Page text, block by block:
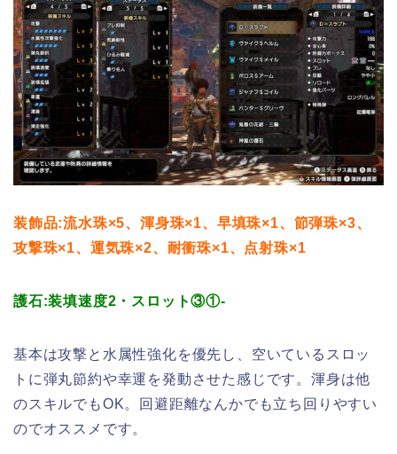
装飾品:流水珠×5、渾身珠×1、早填珠×1、節弾珠×3、
攻撃珠×1、運気珠×2、耐衝珠×1、点射珠×1
護石:装填速度2・スロット③①-
基本は攻撃と水属性強化を優先し、空いているスロッ
トに弾丸節約や幸運を発動させた感じです。渾身は他
のスキルでもOK。回避距離なんかでも立ち回りやすい
のでオススメです。